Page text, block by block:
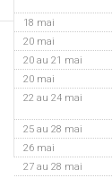
18 mai
20 mai
20 au 21 mai
20 mai
22 au 24 mai
25 au 28 mai
26 mai
27 au 28 mai